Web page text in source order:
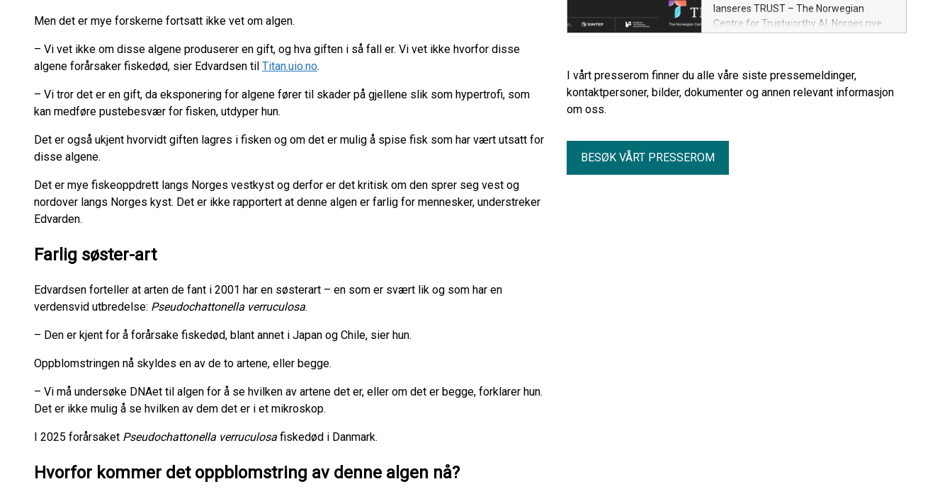
Men det er mye forskerne fortsatt ikke vet om algen.
– Vi vet ikke om disse algene produserer en gift, og hva giften i så fall er. Vi vet ikke hvorfor disse
algene forårsaker fiskedød, sier Edvardsen til Titan.uio.no.
– Vi tror det er en gift, da eksponering for algene fører til skader på gjellene slik som hypertrofi, som
kan medføre pustebesvær for fisken, utdyper hun.
Det er også ukjent hvorvidt giften lagres i fisken og om det er mulig å spise fisk som har vært utsatt for
disse algene.
Det er mye fiskeoppdrett langs Norges vestkyst og derfor er det kritisk om den sprer seg vest og
nordover langs Norges kyst. Det er ikke rapportert at denne algen er farlig for mennesker, understreker
Edvarden.
Farlig søster-art
Edvardsen forteller at arten de fant i 2001 har en søsterart – en som er svært lik og som har en
verdensvid utbredelse: Pseudochattonella verruculosa.
– Den er kjent for å forårsake fiskedød, blant annet i Japan og Chile, sier hun.
Oppblomstringen nå skyldes en av de to artene, eller begge.
– Vi må undersøke DNAet til algen for å se hvilken av artene det er, eller om det er begge, forklarer hun.
Det er ikke mulig å se hvilken av dem det er i et mikroskop.
I 2025 forårsaket Pseudochattonella verruculosa fiskedød i Danmark.
Hvorfor kommer det oppblomstring av denne algen nå?
lanseres TRUST – The Norwegian
Centre for Trustworthy AI, Norges nye
finner sted på Universitet i Oslo og er
åpent for alle.
I vårt presserom finner du alle våre siste pressemeldinger,
kontaktpersoner, bilder, dokumenter og annen relevant informasjon
om oss.
BESØK VÅRT PRESSEROM